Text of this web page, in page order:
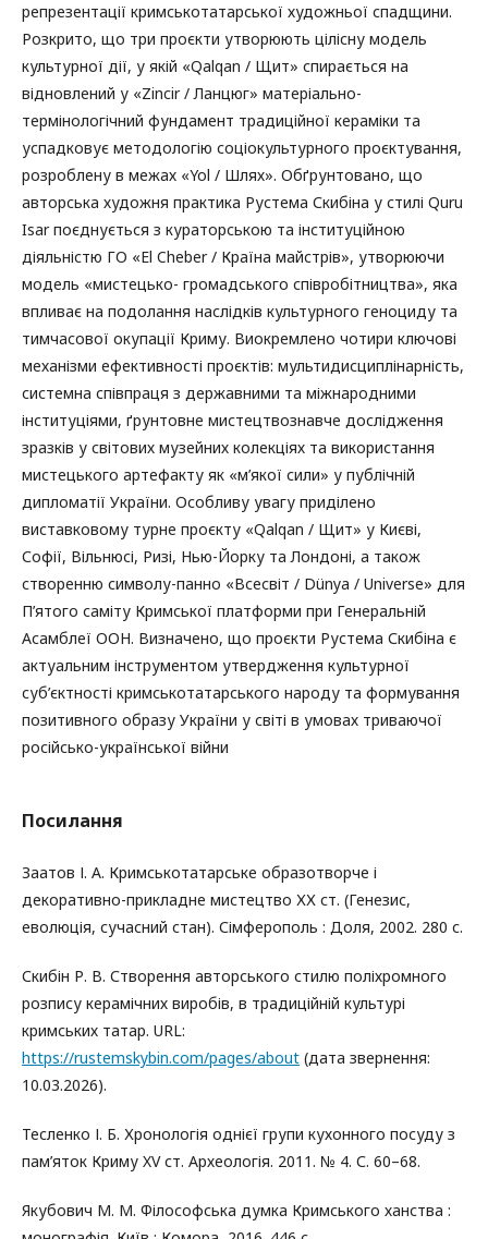
репрезентації кримськотатарської художньої спадщини.
Розкрито, що три проєкти утворюють цілісну модель
культурної дії, у якій «Qalqan / Щит» спирається на
відновлений у «Zincir / Ланцюг» матеріально-
термінологічний фундамент традиційної кераміки та
успадковує методологію соціокультурного проєктування,
розроблену в межах «Yol / Шлях». Обґрунтовано, що
авторська художня практика Рустема Скибіна у стилі Quru
Isar поєднується з кураторською та інституційною
діяльністю ГО «El Cheber / Країна майстрів», утворюючи
модель «мистецько- громадського співробітництва», яка
впливає на подолання наслідків культурного геноциду та
тимчасової окупації Криму. Виокремлено чотири ключові
механізми ефективності проєктів: мультидисциплінарність,
системна співпраця з державними та міжнародними
інституціями, ґрунтовне мистецтвознавче дослідження
зразків у світових музейних колекціях та використання
мистецького артефакту як «м’якої сили» у публічній
дипломатії України. Особливу увагу приділено
виставковому турне проєкту «Qalqan / Щит» у Києві,
Софії, Вільнюсі, Ризі, Нью-Йорку та Лондоні, а також
створенню символу-панно «Всесвіт / Dünya / Universe» для
П’ятого саміту Кримської платформи при Генеральній
Асамблеї ООН. Визначено, що проєкти Рустема Скибіна є
актуальним інструментом утвердження культурної
суб’єктності кримськотатарського народу та формування
позитивного образу України у світі в умовах триваючої
російсько-української війни
Посилання
Заатов І. А. Кримськотатарське образотворче і
декоративно-прикладне мистецтво ХХ ст. (Генезис,
еволюція, сучасний стан). Сімферополь : Доля, 2002. 280 с.
Скибін Р. В. Створення авторського стилю поліхромного
розпису керамічних виробів, в традиційній культурі
кримських татар. URL:
https://rustemskybin.com/pages/about (дата звернення:
10.03.2026).
Тесленко І. Б. Хронологія однієї групи кухонного посуду з
пам’яток Криму XV ст. Археологія. 2011. № 4. С. 60–68.
Якубович М. М. Філософська думка Кримського ханства :